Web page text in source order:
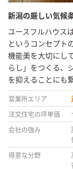
新潟の厳しい気候
ユースフルハウス
というコンセプト
機能美を大切にし
らし」をつくる、
を抑えることにも
営業所エリア
注文住宅の坪単価 -
会社の強み
得意な分野